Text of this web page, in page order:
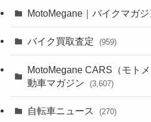
MotoMegane｜バイクマガジ
(44)
(1,243)
(639)(306)
バイク買取査定 (959)
MotoMegane CARS（モト
動車マガジン
(3,607)
自転車ニュース (270)